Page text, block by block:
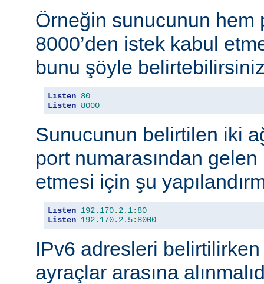
Örneğin sunucunun hem
8000’den istek kabul
bunu şöyle
Listen 80
Listen 8000
Sunucunun belirtilen iki
port numarasından gelen
etmesi için şu
Listen 192.170. 2.1: 80
Listen 192.170. 2.5: 8000
IPv6 adresleri
ayraçlar arasına